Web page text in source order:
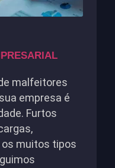
malfeitores
empresa é
Furtos
muitos tipos